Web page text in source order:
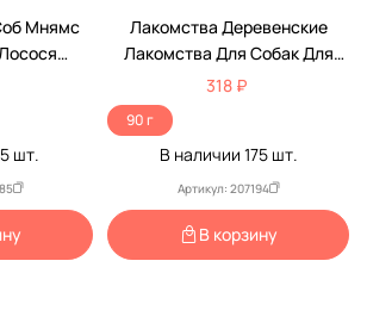
Мнямс
шт.
Лакомства Деревенские
Лакомства Для Собак Для
Дрессуры Индейка И Семена
Льна 90г 79212860
318 ₽
90 г
В наличии 175шт.
Артикул: 207194
В корзину